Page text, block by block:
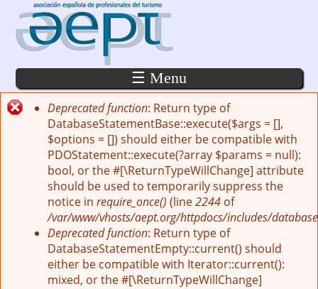
Pasar al contenido principal
☰ Menu
Mensaje de error
Deprecated function: Return type of
DatabaseStatementBase::execute($args = [],
$options = []) should either be compatible with
PDOStatement::execute(?array $params = null):
bool, or the #[\ReturnTypeWillChange] attribute
should be used to temporarily suppress the
notice in require_once() (line2244 of
/var/www/vhosts/aept.org/httpdocs/includes/
Deprecated function: Return type of
DatabaseStatementEmpty::current() should
either be compatible with Iterator::current():
mixed, or the #[\ReturnTypeWillChange]